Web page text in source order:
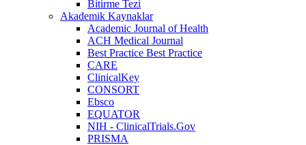
Bitirme Tezi
Akademik Kaynaklar
Academic Journal of Health
ACH Medical Journal
Best Practice Best Practice
CARE
ClinicalKey
CONSORT
Ebsco
EQUATOR
NIH - ClinicalTrials.Gov
PRISMA